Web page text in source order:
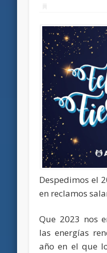
Despedimos el
en reclamos
Que 2023 nos
las energías
año en el que